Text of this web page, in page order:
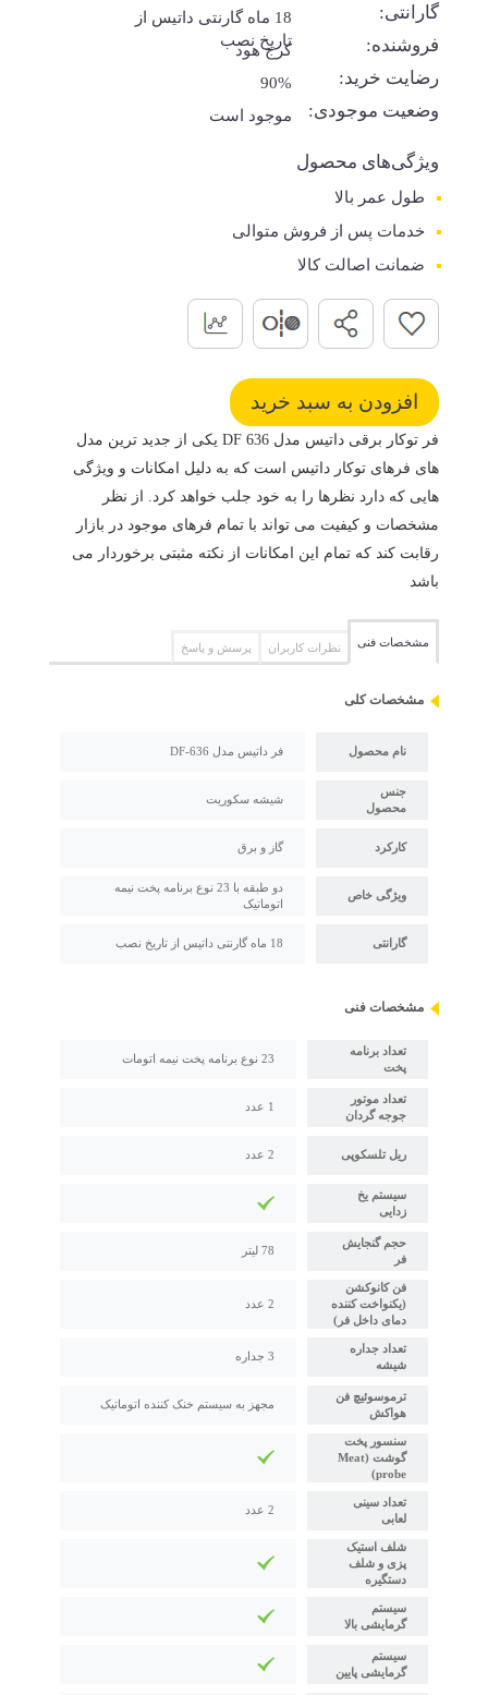
گارانتی:
18 ماه گارنتی داتیس از
تاریخ نصب
فروشنده: کرج هود
رضایت خرید: 90%
وضعیت موجودی: موجود است
ویژگی‌های محصول
طول عمر بالا
خدمات پس از فروش متوالی
ضمانت اصالت کالا
فر توکار برقی داتیس مدل DF 636 یکی از جدید ترین مدل
های فرهای توکار داتیس است که به دلیل امکانات و ویژگی
هایی که دارد نظرها را به خود جلب خواهد کرد. از نظر
مشخصات و کیفیت می تواند با تمام فرهای موجود در بازار
رقابت کند که تمام این امکانات از نکته مثبتی برخوردار می
باشد
مشخصات فنی نظرات کاربران پرسش و پاسخ
مشخصات کلی
نام محصول فر داتیس مدل DF-636
جنس
محصول
شیشه سکوریت
کارکرد گاز و برق
ویژگی خاص
دو طبقه با 23 نوع برنامه پخت نیمه
اتوماتیک
گارانتی 18 ماه گارنتی داتیس از تاریخ نصب
مشخصات فنی
تعداد برنامه
پخت
23 نوع برنامه پخت نیمه اتومات
تعداد موتور
جوجه گردان
1 عدد
ریل تلسکوپی 2 عدد
سیستم یخ
زدایی
حجم گنجایش
فر
78 لیتر
فن کانوکشن
(یکنواخت کننده
دمای داخل فر)
2 عدد
تعداد جداره
شیشه
3 جداره
ترموسوئیچ فن
هواکش
مجهز به سیستم خنک کننده اتوماتیک
سنسور پخت
گوشت (Meat
probe)
تعداد سینی
لعابی
2 عدد
شلف استیک
پزی و شلف
دستگیره
سیستم
گرمایشی بالا
سیستم
گرمایشی پایین